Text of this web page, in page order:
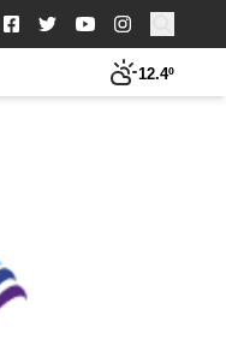
Buscar:
12.4º